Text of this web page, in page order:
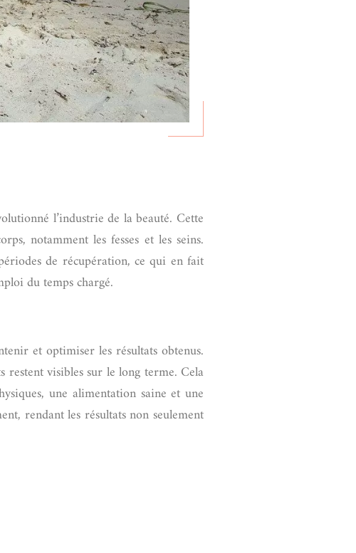
l’industrie de la beauté. Cette
notamment les fesses et les seins.
de récupération, ce qui en fait
du temps chargé.
et optimiser les résultats obtenus.
visibles sur le long terme. Cela
une alimentation saine et une
rendant les résultats non seulement